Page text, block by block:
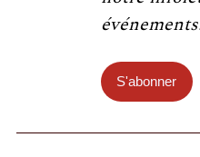
S'abonner